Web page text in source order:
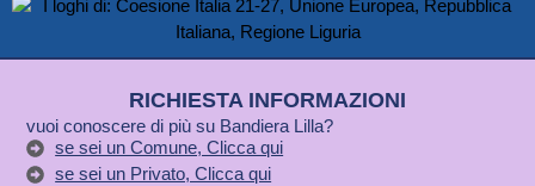
RICHIESTA INFORMAZIONI
vuoi conoscere di più su Bandiera Lilla?
se sei un Comune, Clicca qui
se sei un Privato, Clicca qui